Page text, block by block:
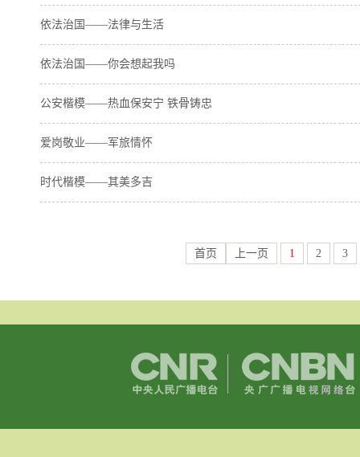
依法治国——法律与生活
依法治国——你会想起我吗
公安楷模——热血保安宁 铁骨铸忠
爱岗敬业——军旅情怀
时代楷模——其美多吉
首页 上一页 1 2 3